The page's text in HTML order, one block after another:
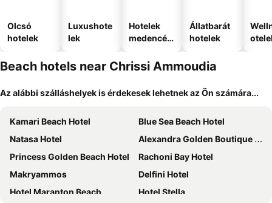
Olcsó
hotelek
Luxushote
lek
Hotelek
medencév
Állatbarát
hotelek
Beach hotels near Chrissi Ammoudia
Az alábbi szálláshelyek is érdekesek lehetnek az Ön számára...
Kamari Beach Hotel
Blue Sea Beach Hotel
Natasa Hotel
Alexandra Golden Boutique Hotel - Adults Only
Princess Golden Beach Hotel
Rachoni Bay Hotel
Makryammos
Delfini Hotel
Hotel Maranton Beach
Hotel Stella